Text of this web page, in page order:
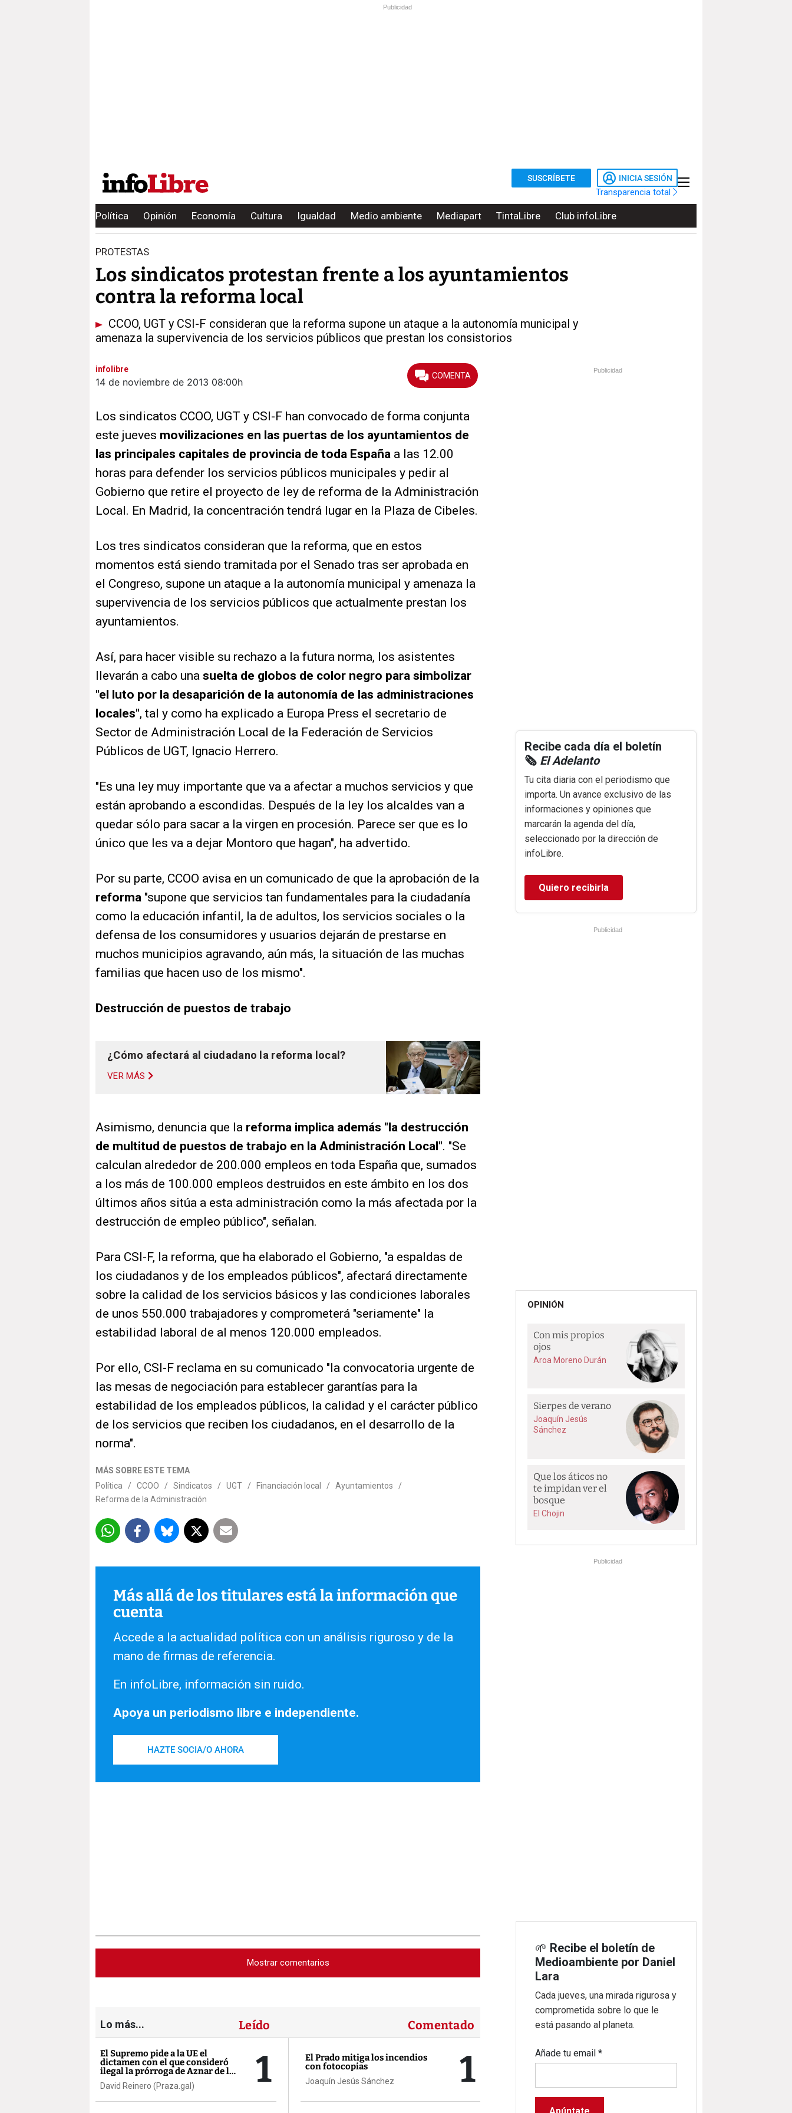
Publicidad
SUSCRÍBETE INICIA SESIÓN
Transparencia total
Política Opinión Economía Cultura Igualdad Medio ambiente Mediapart TintaLibre Club infoLibre
PROTESTAS
Los sindicatos protestan frente a los ayuntamientos
contra la reforma local
CCOO, UGT y CSI-F consideran que la reforma supone un ataque a la autonomía municipal y
amenaza la supervivencia de los servicios públicos que prestan los consistorios
infolibre
14 de noviembre de 2013 08:00h
Los sindicatos CCOO, UGT y CSI-F han convocado de forma conjunta
este jueves movilizaciones en las puertas de los ayuntamientos de
las principales capitales de provincia de toda España a las 12.00
horas para defender los servicios públicos municipales y pedir al
Gobierno que retire el proyecto de ley de reforma de la Administración
Local. En Madrid, la concentración tendrá lugar en la Plaza de Cibeles.
Los tres sindicatos consideran que la reforma, que en estos
momentos está siendo tramitada por el Senado tras ser aprobada en
el Congreso, supone un ataque a la autonomía municipal y amenaza la
supervivencia de los servicios públicos que actualmente prestan los
ayuntamientos.
Así, para hacer visible su rechazo a la futura norma, los asistentes
llevarán a cabo una suelta de globos de color negro para simbolizar
"el luto por la desaparición de la autonomía de las administraciones
locales", tal y como ha explicado a Europa Press el secretario de
Sector de Administración Local de la Federación de Servicios
Públicos de UGT, Ignacio Herrero.
"Es una ley muy importante que va a afectar a muchos servicios y que
están aprobando a escondidas. Después de la ley los alcaldes van a
quedar sólo para sacar a la virgen en procesión. Parece ser que es lo
único que les va a dejar Montoro que hagan", ha advertido.
Por su parte, CCOO avisa en un comunicado de que la aprobación de la
reforma "supone que servicios tan fundamentales para la ciudadanía
como la educación infantil, la de adultos, los servicios sociales o la
defensa de los consumidores y usuarios dejarán de prestarse en
muchos municipios agravando, aún más, la situación de las muchas
familias que hacen uso de los mismo".
Destrucción de puestos de trabajo
¿Cómo afectará al ciudadano la reforma local?
VER MÁS
Asimismo, denuncia que la reforma implica además "la destrucción
de multitud de puestos de trabajo en la Administración Local". "Se
calculan alrededor de 200.000 empleos en toda España que, sumados
a los más de 100.000 empleos destruidos en este ámbito en los dos
últimos años sitúa a esta administración como la más afectada por la
destrucción de empleo público", señalan.
Para CSI-F, la reforma, que ha elaborado el Gobierno, "a espaldas de
los ciudadanos y de los empleados públicos", afectará directamente
sobre la calidad de los servicios básicos y las condiciones laborales
de unos 550.000 trabajadores y comprometerá "seriamente" la
estabilidad laboral de al menos 120.000 empleados.
Por ello, CSI-F reclama en su comunicado "la convocatoria urgente de
las mesas de negociación para establecer garantías para la
estabilidad de los empleados públicos, la calidad y el carácter público
de los servicios que reciben los ciudadanos, en el desarrollo de la
norma".
MÁS SOBRE ESTE TEMA
Política
/ CCOO / Sindicatos / UGT / Financiación local / Ayuntamientos
/
Reforma de la Administración
Más allá de los titulares está la información que
cuenta
Accede a la actualidad política con un análisis riguroso y de la
mano de firmas de referencia.
En infoLibre, información sin ruido.
Apoya un periodismo libre e independiente.
HAZTE SOCIA/O AHORA
Mostrar comentarios
Lo más... Leído Comentado
El Supremo pide a la UE el
dictamen con el que consideró
ilegal la prórroga de Aznar de la
AP-9
David Reinero (Praza.gal) 1
El Prado mitiga los incendios
con fotocopias
Joaquín Jesús Sánchez 1
Publicidad
Recibe cada día el boletín
🗞️ El Adelanto
Tu cita diaria con el periodismo que
importa. Un avance exclusivo de las
informaciones y opiniones que
marcarán la agenda del día,
seleccionado por la dirección de
infoLibre.
Quiero recibirla
Publicidad
OPINIÓN
Con mis propios
ojos
Aroa Moreno Durán
Sierpes de verano
Joaquín Jesús
Sánchez
Que los áticos no
te impidan ver el
bosque
El Chojin
Publicidad
🌱 Recibe el boletín de
Medioambiente por Daniel
Lara
Cada jueves, una mirada rigurosa y
comprometida sobre lo que le
está pasando al planeta.
Añade tu email*